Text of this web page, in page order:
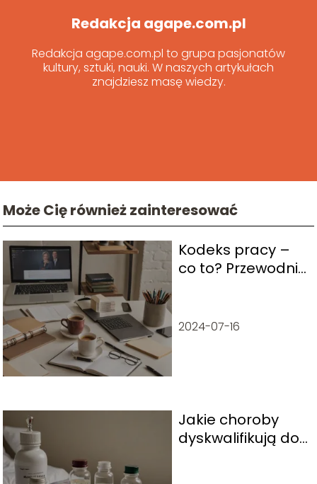
Redakcja agape.com.pl
Redakcja agape.com.pl to grupa pasjonatów
kultury, sztuki, nauki. W naszych artykułach
znajdziesz masę wiedzy.
Może Cię również zainteresować
Kodeks pracy –
co to? Przewodnik
2024-07-16
Jakie choroby
dyskwalifikują do